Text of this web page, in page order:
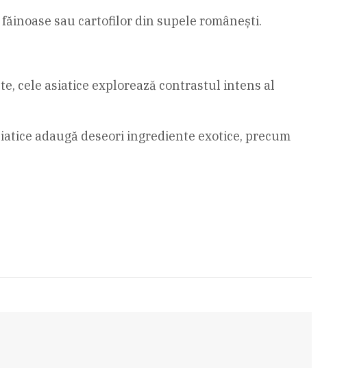
sau cartofilor din supele românești.
cele asiatice explorează contrastul intens al
adaugă deseori ingrediente exotice, precum